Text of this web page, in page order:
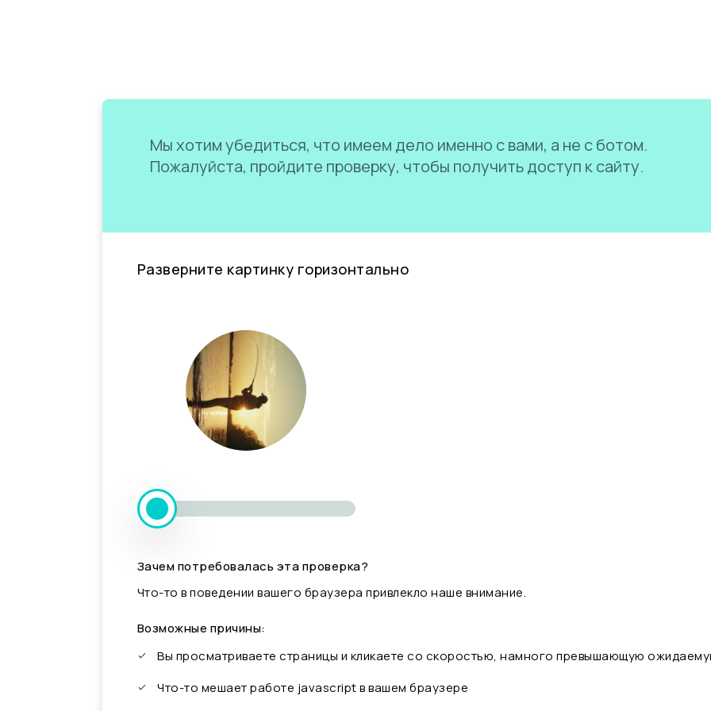
Мы хотим убедиться, что имеем дело именно с вами, а не с ботом.
Пожалуйста, пройдите проверку, чтобы получить доступ к сайту.
Разверните картинку горизонтально
Зачем потребовалась эта проверка?
Что-то в поведении вашего браузера привлекло наше внимание.
Возможные причины:
Вы просматриваете страницы и кликаете со скоростью, намного превышающую
Что-то мешает работе javascript в вашем браузере